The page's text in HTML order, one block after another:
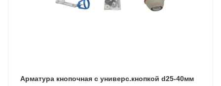
Арматура кнопочная с универс.кнопкой d25-40мм